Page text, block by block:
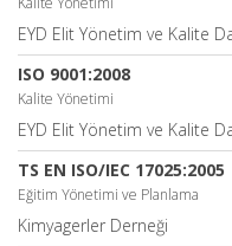
EYD Elit Yönetim ve Kalite
ISO 9001:2008
Kalite Yönetimi
EYD Elit Yönetim ve Kalite
TS EN ISO/IEC 17025:2005
Eğitim Yönetimi ve Planlama
Kimyagerler Derneği